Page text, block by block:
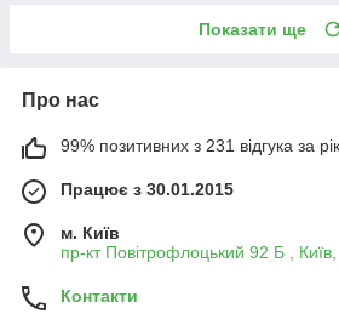
Показати ще
Про нас
99% позитивних з 231 відгука за рік
Працює з 30.01.2015
м. Київ
пр-кт Повітрофлоцький 92 Б , Київ,
Контакти